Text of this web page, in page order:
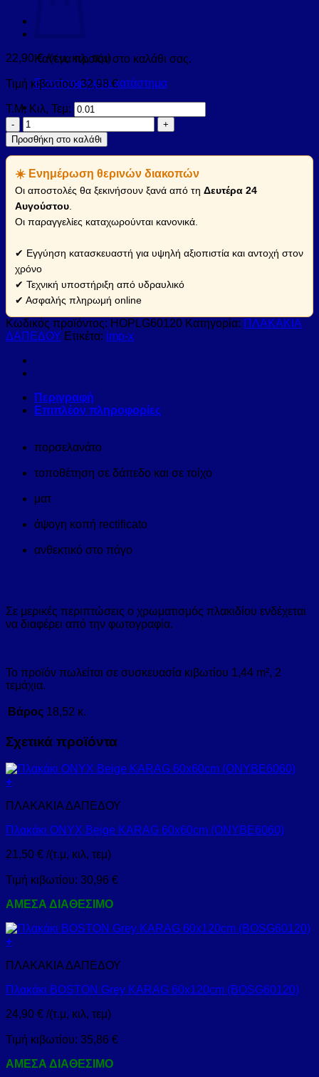
Κανένα προϊόν στο καλάθι σας.
Επιστροφή στο κατάστημα
22,90€/(τ.μ, κιλ, τεμ)
Τιμή κιβωτίου:32,98€
Τ.Μ, Κιλ, Τεμ:
Πλακάκι
HOPPER
Light
KARAG
60x120cm
(HOPLG60120)
ποσότητα
Προσθήκη στο καλάθι
☀️ Ενημέρωση θερινών διακοπών
Οι αποστολές θα ξεκινήσουν ξανά από τη Δευτέρα 24
Αυγούστου
Οι παραγγελίες καταχωρούνται κανονικά.
✔ Εγγύηση κατασκευαστή για υψηλή αξιοπιστία και αντοχή στον
χρόνο
✔ Τεχνική υποστήριξη από υδραυλικό
✔ Ασφαλής πληρωμή online
Κωδικός προϊόντος: HOPLG60120 Κατηγορία: ΠΛΑΚΑΚΙΑ
ΔΑΠΕΔΟΥ Ετικέτα: imp-x
Περιγραφή
Επιπλέον πληροφορίες
πορσελανάτο
τοποθέτηση σε δάπεδο και σε τοίχο
ματ
άψογη κοπή rectificato
ανθεκτικό στο πάγο
Σε μερικές περιπτώσεις ο χρωματισμός πλακιδίου ενδέχεται
να διαφέρει από την φωτογραφία.
Το προϊόν πωλείται σε συσκευασία κιβωτίου 1,44 m², 2
τεμάχια.
Βάρος 18,52 κ.
Σχετικά προϊόντα
+
ΠΛΑΚΑΚΙΑ ΔΑΠΕΔΟΥ
Πλακάκι ONYX Beige KARAG 60x60cm (ONYBE6060)
21,50 € /(τ.μ, κιλ, τεμ)
Τιμή κιβωτίου: 30,96 €
ΑΜΕΣΑ ΔΙΑΘΕΣΙΜΟ
+
ΠΛΑΚΑΚΙΑ ΔΑΠΕΔΟΥ
Πλακάκι BOSTON Grey KARAG 60x120cm (BOSG60120)
24,90 € /(τ.μ, κιλ, τεμ)
Τιμή κιβωτίου: 35,86 €
ΑΜΕΣΑ ΔΙΑΘΕΣΙΜΟ